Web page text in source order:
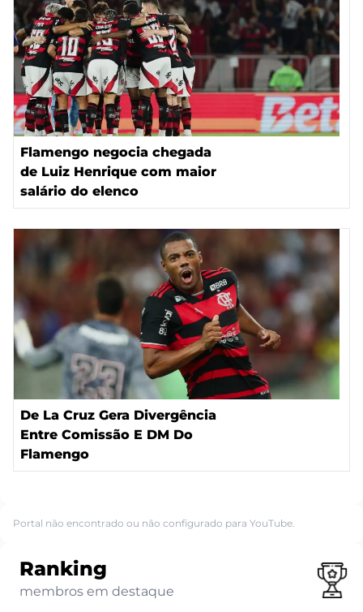
Flamengo negocia chegada
de Luiz Henrique com maior
salário do elenco
De La Cruz Gera Divergência
Entre Comissão E DM Do
Flamengo
Portal não encontrado ou não configurado para YouTube.
Ranking
membros em destaque